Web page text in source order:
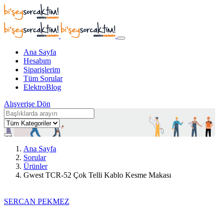
Ana Sayfa
Hesabım
Siparişlerim
Tüm Sorular
ElektroBlog
Alışverişe Dön
Ana Sayfa
Sorular
Ürünler
Gwest TCR-52 Çok Telli Kablo Kesme Makası
SERCAN PEKMEZ